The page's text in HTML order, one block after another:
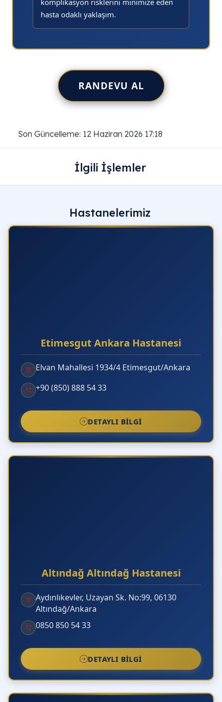
komplikasyon risklerini minimize eden
hasta odaklı yaklaşım.
RANDEVU AL
Son Güncelleme: 12 Haziran 2026 17:18
İlgili İşlemler
Hastanelerimiz
Etimesgut Ankara Hastanesi
Elvan Mahallesi 1934/4 Etimesgut/Ankara
+90 (850) 888 54 33
DETAYLI BILGI
Altındağ Altındağ Hastanesi
Aydınlıkevler, Uzayan Sk. No:99, 06130
Altındağ/Ankara
0850 850 54 33
DETAYLI BILGI